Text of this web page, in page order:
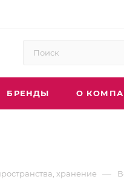
БРЕНДЫ О
хранение —